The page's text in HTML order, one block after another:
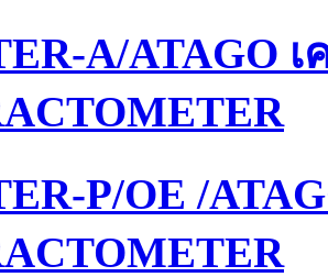
A/ATAGO
P/OE /